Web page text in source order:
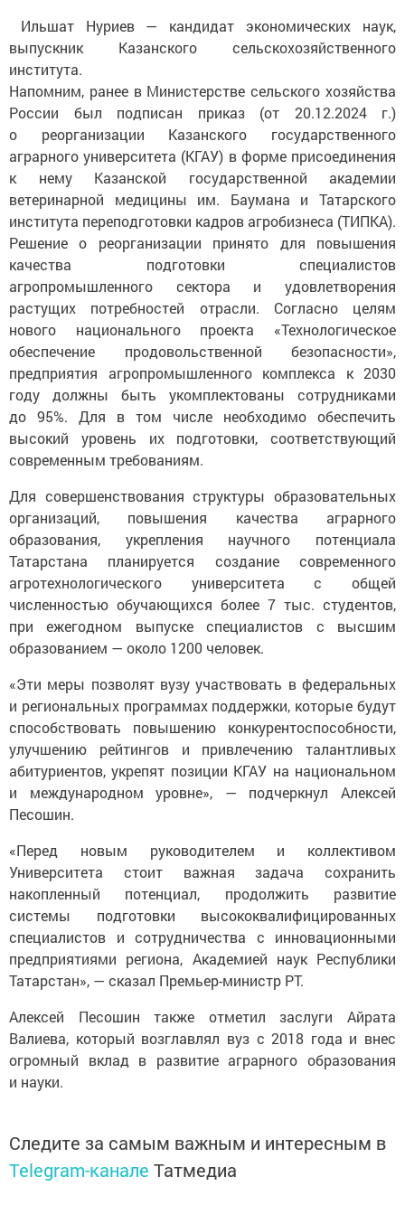
Ильшат Нуриев — кандидат экономических наук,
выпускник Казанского сельскохозяйственного
института.
Напомним, ранее в Министерстве сельского хозяйства
России был подписан приказ (от 20.12.2024 г.)
о реорганизации Казанского государственного
аграрного университета (КГАУ) в форме присоединения
к нему Казанской государственной академии
ветеринарной медицины им. Баумана и Татарского
института переподготовки кадров агробизнеса (ТИПКА).
Решение о реорганизации принято для повышения
качества подготовки специалистов
агропромышленного сектора и удовлетворения
растущих потребностей отрасли. Согласно целям
нового национального проекта «Технологическое
обеспечение продовольственной безопасности»,
предприятия агропромышленного комплекса к 2030
году должны быть укомплектованы сотрудниками
до 95%. Для в том числе необходимо обеспечить
высокий уровень их подготовки, соответствующий
современным требованиям.
Для совершенствования структуры образовательных
организаций, повышения качества аграрного
образования, укрепления научного потенциала
Татарстана планируется создание современного
агротехнологического университета с общей
численностью обучающихся более 7 тыс. студентов,
при ежегодном выпуске специалистов с высшим
образованием — около 1200 человек.
«Эти меры позволят вузу участвовать в федеральных
и региональных программах поддержки, которые будут
способствовать повышению конкурентоспособности,
улучшению рейтингов и привлечению талантливых
абитуриентов, укрепят позиции КГАУ на национальном
и международном уровне», — подчеркнул Алексей
Песошин.
«Перед новым руководителем и коллективом
Университета стоит важная задача сохранить
накопленный потенциал, продолжить развитие
системы подготовки высококвалифицированных
специалистов и сотрудничества с инновационными
предприятиями региона, Академией наук Республики
Татарстан», — сказал Премьер-министр РТ.
Алексей Песошин также отметил заслуги Айрата
Валиева, который возглавлял вуз с 2018 года и внес
огромный вклад в развитие аграрного образования
и науки.
Следите за самым важным и интересным в
Telegram-канале Татмедиа